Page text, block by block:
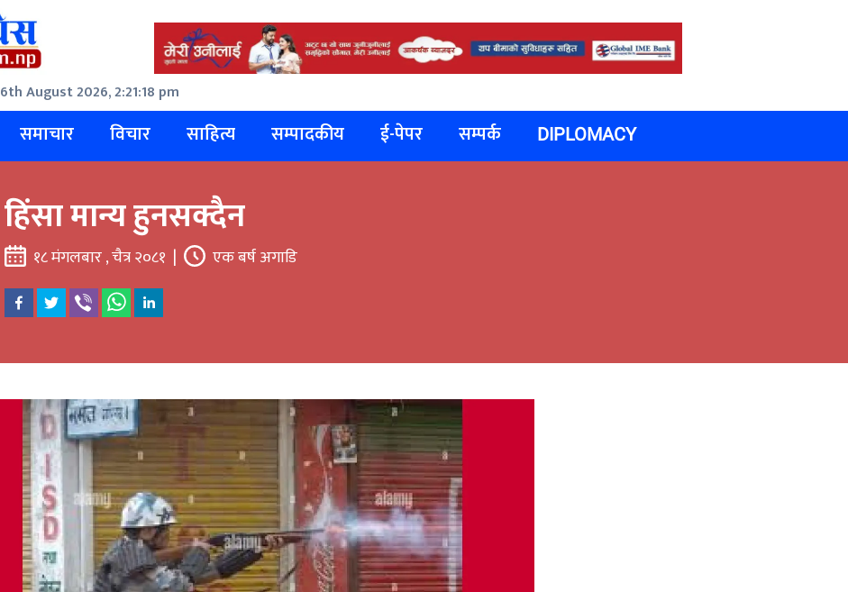
6th August 2026, 2:21:18 pm
समाचार विचार साहित्य सम्पादकीय ई-पेपर सम्पर्क DIPLOMACY
हिंसा मान्य हुनसक्दैन
१८ मंगलबार , चैत्र २०८१ | एक बर्ष अगाडि